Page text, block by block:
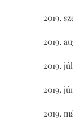
2019.
2019.
2019.
2019.
2019.